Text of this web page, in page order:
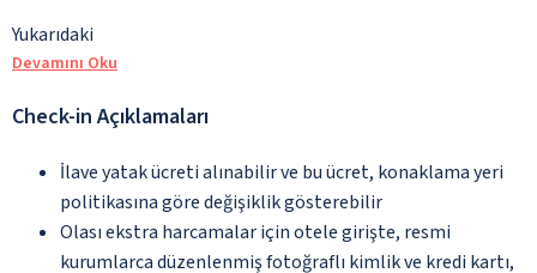
Yukarıdaki
Devamını Oku
Check-in Açıklamaları
İlave yatak ücreti alınabilir ve bu ücret, konaklama yeri
politikasına göre değişiklik gösterebilir
Olası ekstra harcamalar için otele girişte, resmi
kurumlarca düzenlenmiş fotoğraflı kimlik ve kredi kartı,